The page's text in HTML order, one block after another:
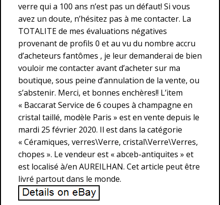
verre qui a 100 ans n’est pas un défaut! Si vous
avez un doute, n’hésitez pas à me contacter. La
TOTALITE de mes évaluations négatives
provenant de profils 0 et au vu du nombre accru
d’acheteurs fantômes , je leur demanderai de bien
vouloir me contacter avant d’acheter sur ma
boutique, sous peine d’annulation de la vente, ou
s’abstenir. Merci, et bonnes enchères!! L’item
« Baccarat Service de 6 coupes à champagne en
cristal taillé, modèle Paris » est en vente depuis le
mardi 25 février 2020. Il est dans la catégorie
« Céramiques, verres\Verre, cristal\Verre\Verres,
chopes ». Le vendeur est « abceb-antiquites » et
est localisé à/en AUREILHAN. Cet article peut être
livré partout dans le monde.